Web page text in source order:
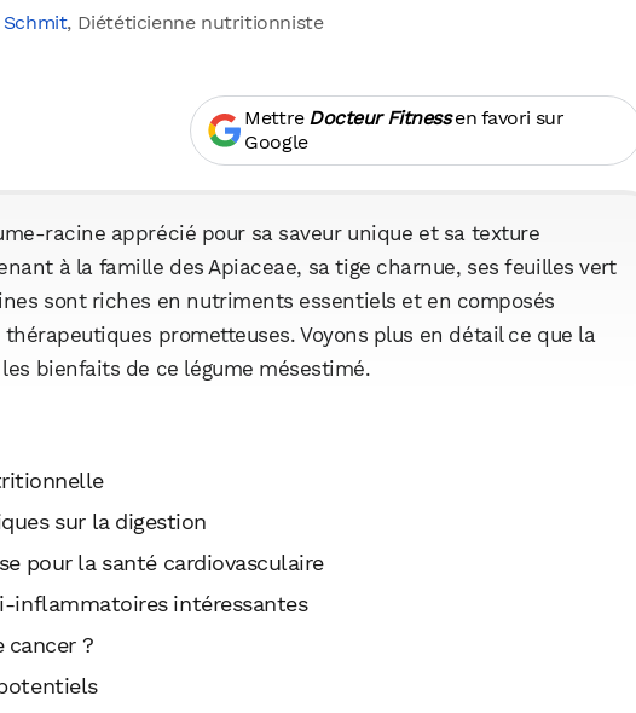
, Diététicienne nutritionniste
Mettre Docteur Fitnessen favori sur
Google
racine apprécié pour sa saveur unique et sa texture
à la famille des Apiaceae, sa tige charnue, ses feuilles vert
sont riches en nutriments essentiels et en composés
prometteuses. Voyons plus en détail ce que la
bienfaits de ce légume mésestimé.
sur la digestion
pour la santé cardiovasculaire
inflammatoires intéressantes
cancer ?